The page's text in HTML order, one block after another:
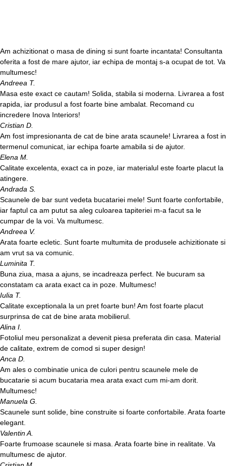
Am achizitionat o masa de dining si sunt foarte incantata! Consultanta
oferita a fost de mare ajutor, iar echipa de montaj s-a ocupat de tot. Va
multumesc!
Andreea T.
Masa este exact ce cautam! Solida, stabila si moderna. Livrarea a fost
rapida, iar produsul a fost foarte bine ambalat. Recomand cu
incredere Inova Interiors!
Cristian D.
Am fost impresionanta de cat de bine arata scaunele! Livrarea a fost in
termenul comunicat, iar echipa foarte amabila si de ajutor.
Elena M.
Calitate excelenta, exact ca in poze, iar materialul este foarte placut la
atingere.
Andrada S.
Scaunele de bar sunt vedeta bucatariei mele! Sunt foarte confortabile,
iar faptul ca am putut sa aleg culoarea tapiteriei m-a facut sa le
cumpar de la voi. Va multumesc.
Andreea V.
Arata foarte ecletic. Sunt foarte multumita de produsele achizitionate si
am vrut sa va comunic.
Luminita T.
Buna ziua, masa a ajuns, se incadreaza perfect. Ne bucuram sa
constatam ca arata exact ca in poze. Multumesc!
Iulia T.
Calitate exceptionala la un pret foarte bun! Am fost foarte placut
surprinsa de cat de bine arata mobilierul.
Alina I.
Fotoliul meu personalizat a devenit piesa preferata din casa. Material
de calitate, extrem de comod si super design!
Anca D.
Am ales o combinatie unica de culori pentru scaunele mele de
bucatarie si acum bucataria mea arata exact cum mi-am dorit.
Multumesc!
Manuela G.
Scaunele sunt solide, bine construite si foarte confortabile. Arata foarte
elegant.
Valentin A.
Foarte frumoase scaunele si masa. Arata foarte bine in realitate. Va
multumesc de ajutor.